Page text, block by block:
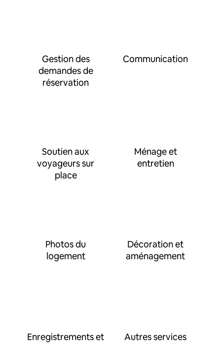
Gestion des
demandes de
réservation
Communication
Soutien aux
voyageurs sur
place
Ménage et
entretien
Photos du
logement
Décoration et
aménagement
Enregistrements et Autres services